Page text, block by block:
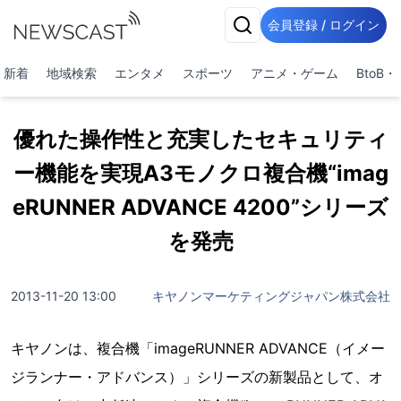
会員登録 / ログイン
新着 地域検索 エンタメ スポーツ アニメ・ゲーム BtoB・
優れた操作性と充実したセキュリティ
ー機能を実現A3モノクロ複合機“imag
eRUNNER ADVANCE 4200”シリーズ
を発売
2013-11-20 13:00 キヤノンマーケティングジャパン株式会社
キヤノンは、複合機「imageRUNNER ADVANCE（イメー
ジランナー・アドバンス）」シリーズの新製品として、オ